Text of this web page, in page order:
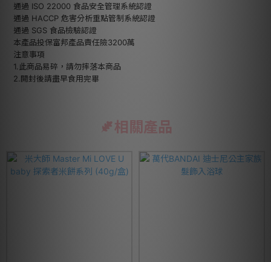
通過 ISO 22000 食品安全管理系統認證
通過 HACCP 危害分析重點管制系統認證
通過 SGS 食品檢驗認證
本產品投保富邦產品責任險3200萬
注意事項
1.此商品易碎，請勿摔落本商品
2.開封後請盡早食用完畢
相關產品